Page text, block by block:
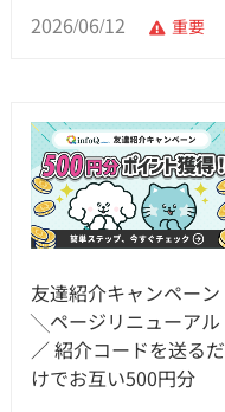
2026/06/12
重要
友達紹介キャンペーン
╲ページリニューアル
／ 紹介コードを送るだ
けでお互い500円分